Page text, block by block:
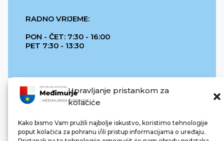
Upravljanje pristankom za
kolačiće
Kako bismo Vam pružili najbolje iskustvo, koristimo tehnologije
poput kolačića za pohranu i/ili pristup informacijama o uređaju.
RADNO VRIJEME:
PON - ČET: 7:30 - 16:00
PET 7:30 - 13:30